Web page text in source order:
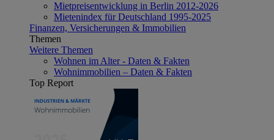
Mietpreisentwicklung in Berlin 2012-2026
Mietenindex für Deutschland 1995-2025
Finanzen, Versicherungen & Immobilien
Themen
Weitere Themen
Wohnen im Alter - Daten & Fakten
Wohnimmobilien – Daten & Fakten
Top Report